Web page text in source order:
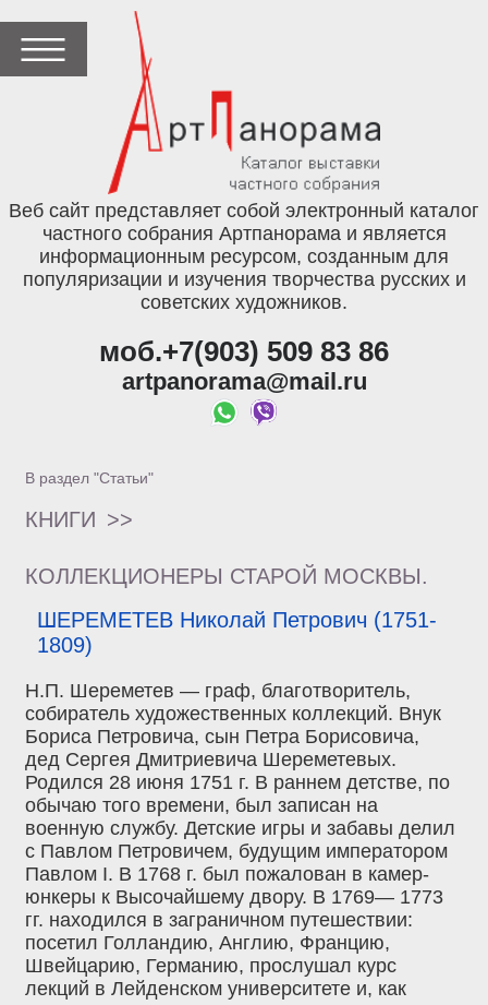
Веб сайт представляет собой электронный каталог
частного собрания Артпанорама и является
информационным ресурсом, созданным для
популяризации и изучения творчества русских и
советских художников.
моб.+7(903) 509 83 86
artpanorama@mail.ru
В раздел "Статьи"
КНИГИ >>
КОЛЛЕКЦИОНЕРЫ СТАРОЙ МОСКВЫ.
ШЕРЕМЕТЕВ Николай Петрович (1751-
1809)
Н.П. Шереметев — граф, благотворитель,
собиратель художественных коллекций. Внук
Бориса Петровича, сын Петра Борисовича,
дед Сергея Дмитриевича Шереметевых.
Родился 28 июня 1751 г. В раннем детстве, по
обычаю того времени, был записан на
военную службу. Детские игры и забавы делил
с Павлом Петровичем, будущим императором
Павлом I. В 1768 г. был пожалован в камер-
юнкеры к Высочайшему двору. В 1769— 1773
гг. находился в заграничном путешествии:
посетил Голландию, Англию, Францию,
Швейцарию, Германию, прослушал курс
лекций в Лейденском университете и, как